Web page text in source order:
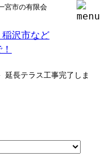
宮市の有限会
延長テラス工事完了しま